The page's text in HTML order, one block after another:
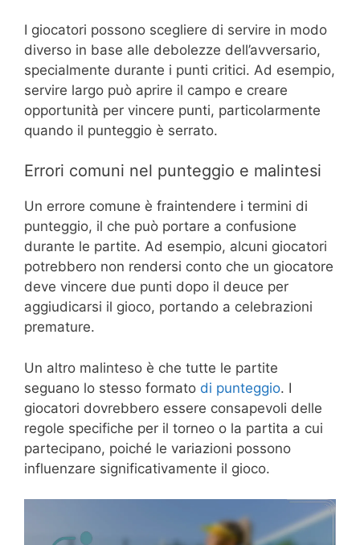
I giocatori possono scegliere di servire in modo
diverso in base alle debolezze dell’avversario,
specialmente durante i punti critici. Ad esempio,
servire largo può aprire il campo e creare
opportunità per vincere punti, particolarmente
quando il punteggio è serrato.
Errori comuni nel punteggio e malintesi
Un errore comune è fraintendere i termini di
punteggio, il che può portare a confusione
durante le partite. Ad esempio, alcuni giocatori
potrebbero non rendersi conto che un giocatore
deve vincere due punti dopo il deuce per
aggiudicarsi il gioco, portando a celebrazioni
premature.
Un altro malinteso è che tutte le partite
seguano lo stesso formato di punteggio. I
giocatori dovrebbero essere consapevoli delle
regole specifiche per il torneo o la partita a cui
partecipano, poiché le variazioni possono
influenzare significativamente il gioco.